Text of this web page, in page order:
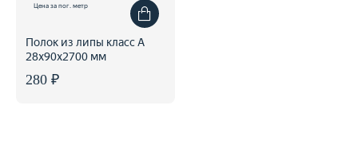
Цена за пог. метр
Полок из липы класс А
28x90x2700 мм
280 ₽